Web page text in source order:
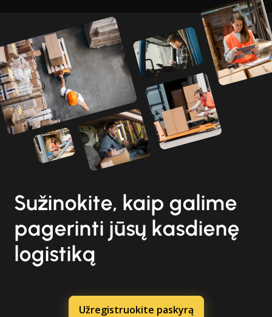
Sužinokite, kaip galime
pagerinti jūsų kasdienę
logistiką
Užregistruokite paskyrą